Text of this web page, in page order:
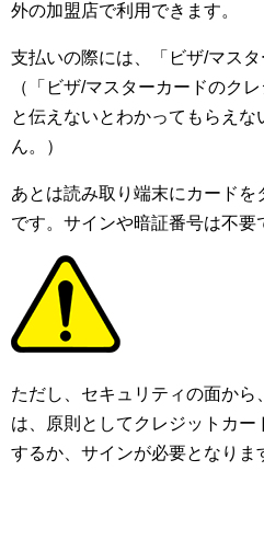
外の加盟店で利用できます。
支払いの際には、「ビザ/マスタ
（「ビザ/マスターカードのク
と伝えないとわかってもらえ
ん。）
あとは読み取り端末にカードを
です。サインや暗証番号は不要
ただし、セキュリティの面か
は、原則としてクレジットカー
するか、サインが必要となりま